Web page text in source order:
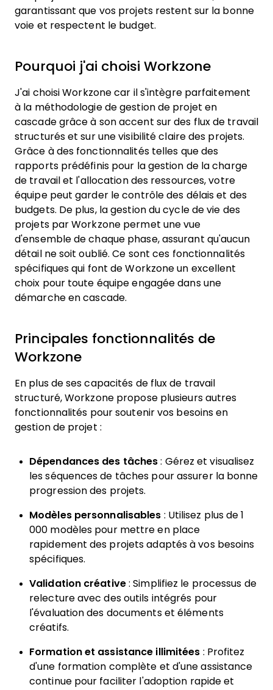
garantissant que vos projets restent sur la bonne
voie et respectent le budget.
Pourquoi j'ai choisi Workzone
J'ai choisi Workzone car il s'intègre parfaitement
à la méthodologie de gestion de projet en
cascade grâce à son accent sur des flux de travail
structurés et sur une visibilité claire des projets.
Grâce à des fonctionnalités telles que des
rapports prédéfinis pour la gestion de la charge
de travail et l'allocation des ressources, votre
équipe peut garder le contrôle des délais et des
budgets. De plus, la gestion du cycle de vie des
projets par Workzone permet une vue
d'ensemble de chaque phase, assurant qu'aucun
détail ne soit oublié. Ce sont ces fonctionnalités
spécifiques qui font de Workzone un excellent
choix pour toute équipe engagée dans une
démarche en cascade.
Principales fonctionnalités de
Workzone
En plus de ses capacités de flux de travail
structuré, Workzone propose plusieurs autres
fonctionnalités pour soutenir vos besoins en
gestion de projet :
Dépendances des tâches : Gérez et visualisez
les séquences de tâches pour assurer la bonne
progression des projets.
Modèles personnalisables : Utilisez plus de 1
000 modèles pour mettre en place
rapidement des projets adaptés à vos besoins
spécifiques.
Validation créative: Simplifiez le processus de
relecture avec des outils intégrés pour
l'évaluation des documents et éléments
créatifs.
Formation et assistance illimitées : Profitez
d'une formation complète et d'une assistance
continue pour faciliter l'adoption rapide et